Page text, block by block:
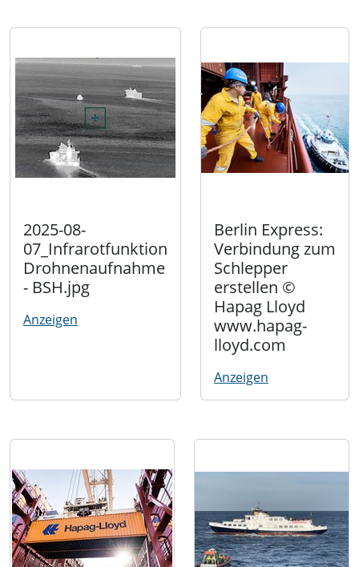
2025-08-
07_Infrarotfunktion
Drohnenaufnahme
- BSH.jpg
Anzeigen
Berlin Express:
Verbindung zum
Schlepper
erstellen ©
Hapag Lloyd
www.hapag-
lloyd.com
Anzeigen